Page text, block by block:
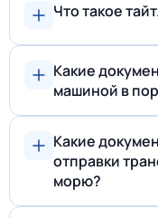
Что такое
Какие
машиной в
Какие
отправки
морю?